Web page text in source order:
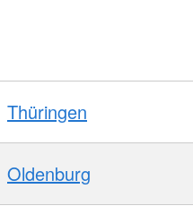
Thüringen
Oldenburg